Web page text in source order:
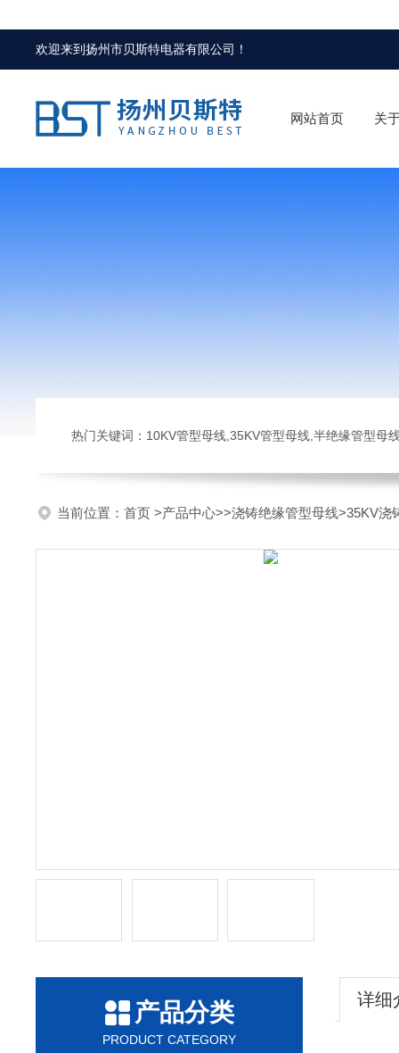
欢迎来到扬州市贝斯特电器有限公司 ！
网站首页 关
热门关键词：10KV管型母线,35KV管型母线,半绝缘管型母
当前位置： 首页 >产品中心>>浇铸绝缘管型母线>35KV浇
产品分类
PRODUCT CATEGORY
详细